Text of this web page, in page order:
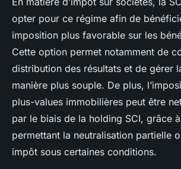
opter pour ce régime afin de
imposition plus favorable sur les
Cette option permet notamment de
distribution des résultats et de gérer
manière plus souple. De plus,
plus-values immobilières peut être
par le biais de la holding SCI, grâce
permettant la neutralisation partielle
impôt sous certaines conditions.